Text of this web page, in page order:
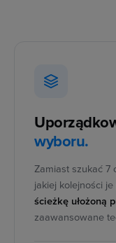
wyboru.
Zamiast szukać 7
jakiej kolejności
ścieżkę ułożoną
zaawansowane